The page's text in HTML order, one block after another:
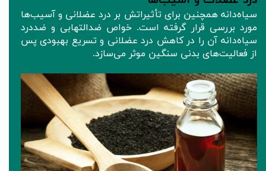
سیاه‌دانه‌ همچنین برای تأثیراتش بر درد عضلانی و آسیب‌ها
مورد بررسی قرار گرفته‌ است. خواص ضدالتهابی و ضددرد
سیاه‌دانه‌ آن‌ را در کاهش درد عضلانی و تسریع بهبودی پس
از فعالیت‌های بدنی سنگین موثر می‌سازد.